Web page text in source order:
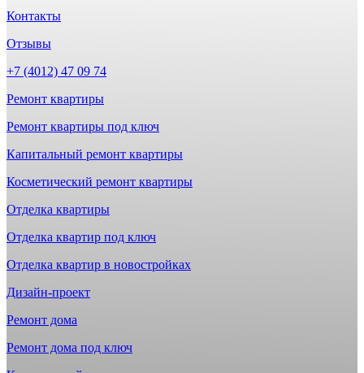
Контакты
Отзывы
+7 (4012) 47 09 74
Ремонт квартиры
Ремонт квартиры под ключ
Капитальный ремонт квартиры
Косметический ремонт квартиры
Отделка квартиры
Отделка квартир под ключ
Отделка квартир в новостройках
Дизайн-проект
Ремонт дома
Ремонт дома под ключ